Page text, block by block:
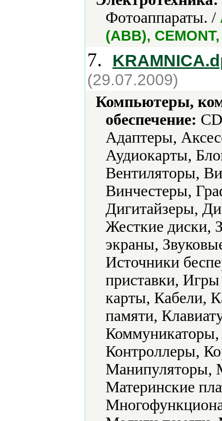
Фотоаппараты. /
(ABB),
7.
(29.07.2009)
Компьютеры,
обеспечение:
Адаптеры,
Аудиокарты,
Вентиляторы,
Винчестеры,
Дигитайзеры,
Жесткие диски,
экраны,
Источники
приставки,
карты, Кабели,
памяти,
Контроллеры,
Манипуляторы,
Материнские